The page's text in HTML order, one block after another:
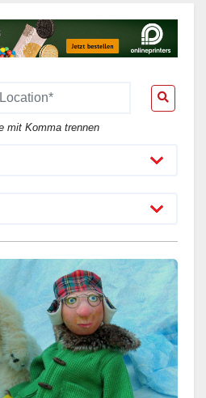
mit Komma trennen